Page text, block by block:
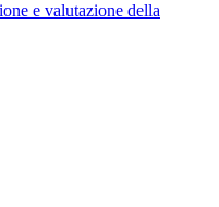
e valutazione della